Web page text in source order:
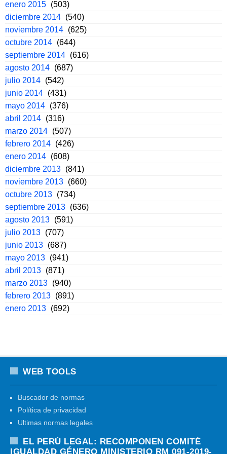
enero 2015 (503)
diciembre 2014 (540)
noviembre 2014 (625)
octubre 2014 (644)
septiembre 2014 (616)
agosto 2014 (687)
julio 2014 (542)
junio 2014 (431)
mayo 2014 (376)
abril 2014 (316)
marzo 2014 (507)
febrero 2014 (426)
enero 2014 (608)
diciembre 2013 (841)
noviembre 2013 (660)
octubre 2013 (734)
septiembre 2013 (636)
agosto 2013 (591)
julio 2013 (707)
junio 2013 (687)
mayo 2013 (941)
abril 2013 (871)
marzo 2013 (940)
febrero 2013 (891)
enero 2013 (692)
WEB TOOLS
Buscador de normas
Política de privacidad
Ultimas normas legales
EL PERÚ LEGAL: RECOMPONEN COMITÉ
IGUALDAD GÉNERO MINISTERIO RM 091-2019-